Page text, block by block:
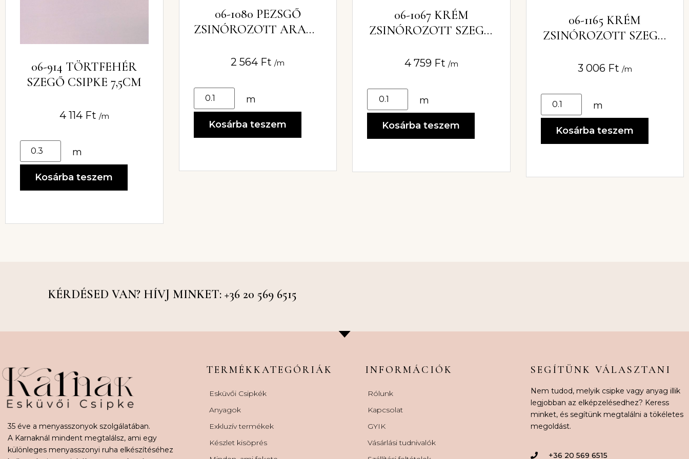
06-914 TÖRTFEHÉR
SZEGŐ CSIPKE 7,5CM
4 114 Ft /m
m
Kosárba teszem
06-1080 PEZSGŐ
ZSINÓROZOTT ARANY
8CM
2 564 Ft /m
m
Kosárba teszem
06-1067 KRÉM
ZSINÓROZOTT SZEGŐ
4 759 Ft /m
m
Kosárba teszem
06-1165 KRÉM
ZSINÓROZOTT SZEGŐ
3 006 Ft /m
m
Kosárba teszem
KÉRDÉSED VAN? HÍVJ MINKET: +36 20 569 6515
35 éve a menyasszonyok szolgálatában.
A Karnaknál mindent megtalálsz, ami egy
különleges menyasszonyi ruha elkészítéséhez
TERMÉKKATEGÓRIÁK
Esküvői Csipkék
Anyagok
Exkluzív termékek
Készlet kisöprés
INFORMÁCIÓK
Rólunk
Kapcsolat
GYIK
Vásárlási tudnivalók
SEGÍTÜNK VÁLASZTANI
Nem tudod, melyik csipke vagy anyag illik
legjobban az elképzelésedhez? Keress
minket, és segítünk megtalálni a tökéletes
megoldást.
+36 20 569 6515